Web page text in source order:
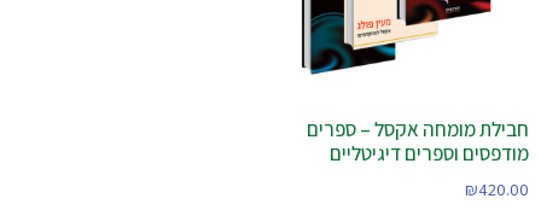
חבילת מומחה אקסל – ספרים
מודפסים וספרים דיגיטליים
₪420.00